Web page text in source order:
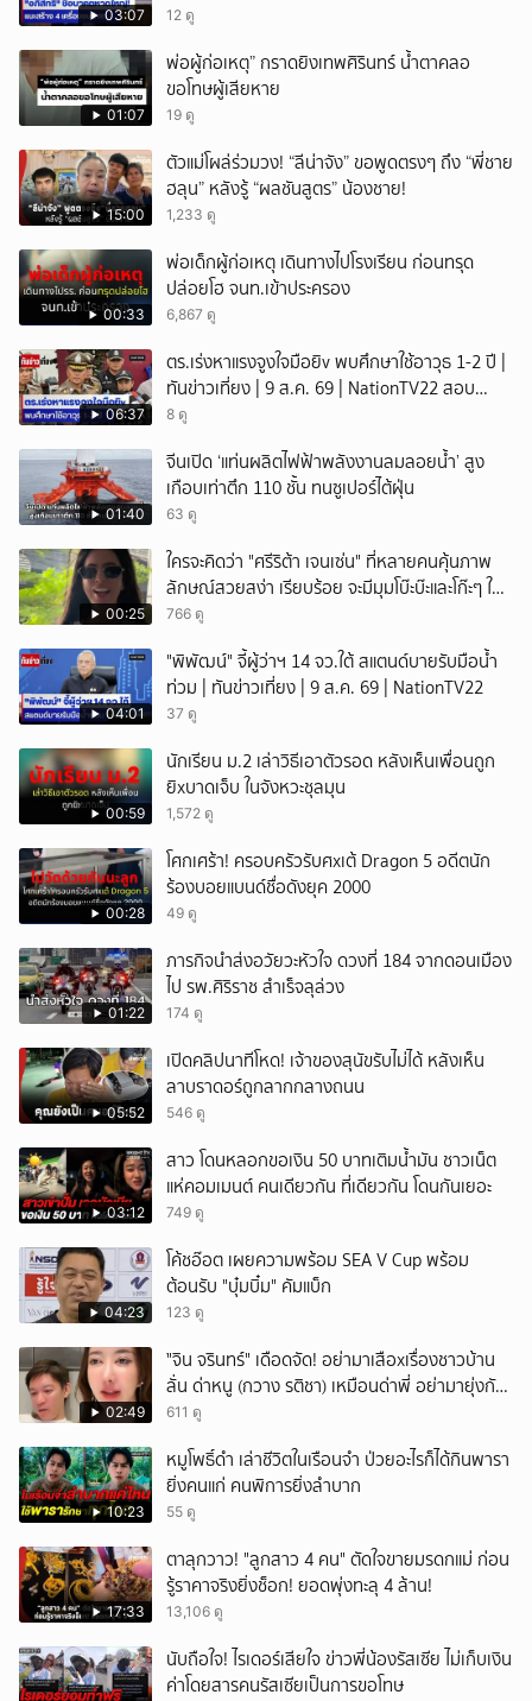
03:07
NationTV22
12 ดู
01:07
พ่อผู้ก่อเหตุ” กราดยิงเทพศิรินทร์ น้ำตาคลอ
ขอโทษผู้เสียหาย
19 ดู
15:00
ตัวแม่โผล่ร่วมวง! “ลีน่าจัง” ขอพูดตรงๆ ถึง “พี่ชาย
ฮลุน” หลังรู้ “ผลชันสูตร” น้องชาย!
1,233 ดู
00:33
พ่อเด็กผู้ก่อเหตุ เดินทางไปโรงเรียน ก่อนทรุด
ปล่อยโฮ จนท.เข้าประครอง
6,867 ดู
06:37
ตร.เร่งหาแรงจูงใจมือยิv พบศึกษาใช้อาวุธ 1-2 ปี |
ทันข่าวเที่ยง | 9 ส.ค. 69 | NationTV22 สอบ
พยานแล้ว 17 ปาก เร่งตรวจมือถือและหลักฐานที่
เพื่อน และสื่อโซเ
8 ดู
01:40
จีนเปิด ‘แท่นผลิตไฟฟ้าพลังงานลมลอยน้ำ’ สูง
เกือบเท่าตึก 110 ชั้น ทนซูเปอร์ไต้ฝุ่น
63 ดู
00:25
ใครจะคิดว่า "ศรีริต้า เจนเซ่น" ที่หลายคนคุ้นภาพ
ลักษณ์สวยสง่า เรียบร้อย จะมีมุมโบ๊ะบ๊ะและโก๊ะๆ ให้
ได้อมยิ้มเหมือนกัน งานนี้ทำเอาแฟนๆ ทั้งเอ็นดูทั้ง
766 ดู
04:01
"พิพัฒน์" จี้ผู้ว่าฯ 14 จว.ใต้ สแตนด์บายรับมือน้ำ
ท่วม | ทันข่าวเที่ยง | 9 ส.ค. 69 | NationTV22
37 ดู
00:59
นักเรียน ม.2 เล่าวิธีเอาตัวรอด หลังเห็นเพื่อนถูก
ยิxบาดเจ็บ ในจังหวะชุลมุน
1,572 ดู
00:28
โศกเศร้า! ครอบครัวรับศxเต้ Dragon 5 อดีตนัก
ร้องบอยแบนด์ชื่อดังยุค 2000
49 ดู
01:22
ภารกิจนำส่งอวัยวะหัวใจ ดวงที่ 184 จากดอนเมือง
ไป รพ.ศิริราช สำเร็จลุล่วง
174 ดู
05:52
เปิดคลิปนาทีโหด! เจ้าของสุนัขรับไม่ได้ หลังเห็น
ลาบราดอร์ถูกลากกลางถนน
546 ดู
03:12
สาว โดนหลอกขอเงิน 50 บาทเติมน้ำมัน ชาวเน็ต
แห่คอมเมนต์ คนเดียวกัน ที่เดียวกัน โดนกันเยอะ
749 ดู
04:23
โค้ชอ๊อต เผยความพร้อม SEA V Cup พร้อม
ต้อนรับ "บุ๋มบิ๋ม" คัมแบ็ก
123 ดู
02:49
ั่"จิน จรินทร์" เดือดจัด! อย่ามาเสือxเรื่องชาวบ้าน
ลั่น ด่าหนู (กวาง รติชา) เหมือนด่าพี่ อย่ามายุ่งกับ
คนของผม จบ!!!
611 ดู
10:23
หมูโพธิ์ดำ เล่าชีวิตในเรือนจำ ป่วยอะไรก็ได้กินพารา
ยิ่งคนแก่ คนพิการยิ่งลำบาก
55 ดู
17:33
ตาลุกวาว! "ลูกสาว 4 คน" ตัดใจขายมรดกแม่ ก่อน
รู้ราคาจริงยิ่งช็อก! ยอดพุ่งทะลุ 4 ล้าน!
13,106 ดู
นับถือใจ! ไรเดอร์เสียใจ ข่าวพี่น้องรัสเซีย ไม่เก็บเงิน
ค่าโดยสารคนรัสเซียเป็นการขอโทษ